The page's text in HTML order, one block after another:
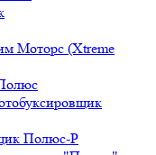
Моторс (Xtreme
Полюс-Р